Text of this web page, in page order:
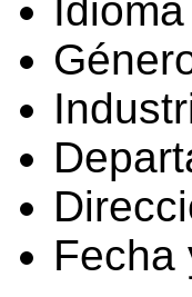
Idioma
Fecha